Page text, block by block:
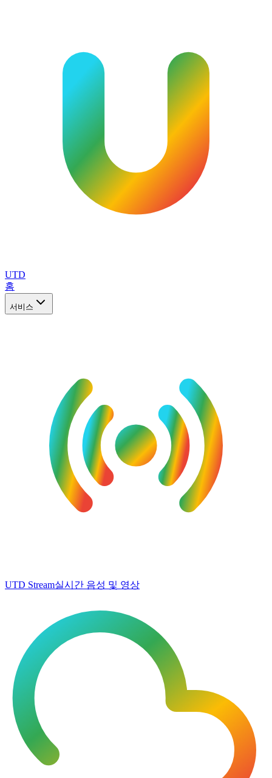
UTD
홈
서비스
UTD Stream실시간 음성 및 영상